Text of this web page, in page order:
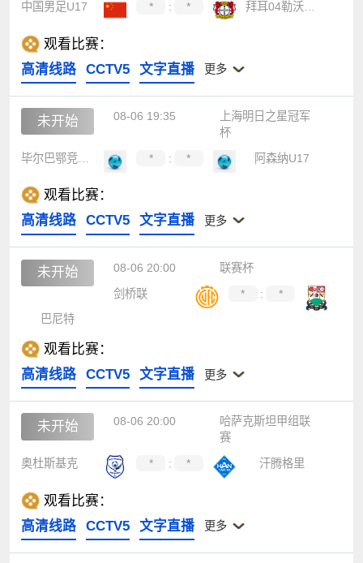
中国男足U17
* : *
观看比赛：
高清线路
CCTV5 文字直播 更多
未开始 08-06 19:35
上海明日之星冠军
杯
* : * 阿森纳U17
观看比赛：
高清线路
CCTV5 文字直播 更多
未开始 08-06 20:00
联赛杯
剑桥联
* :
*
巴尼特
观看比赛：
高清线路
CCTV5 文字直播 更多
未开始 08-06 20:00
哈萨克斯坦甲组联
赛
奥杜斯基克
* : * 汗腾格里
观看比赛：
高清线路
CCTV5 文字直播 更多